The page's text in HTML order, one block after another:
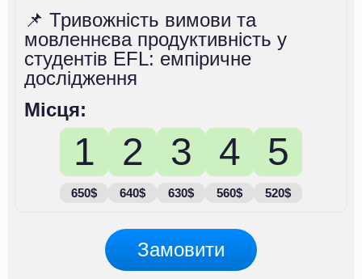
📌 Тривожність вимови та
мовленнєва продуктивність у
студентів EFL: емпіричне
дослідження
Місця:
1
650$
2
640$
3
630$
4
560$
5
520$
Замовити